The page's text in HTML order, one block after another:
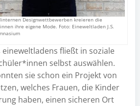
Designwettbewerben kreieren die
ihre eigene Mode. Foto: Eineweltladen J.S.
eineweltladens fließt in soziale
selbst auswählen.
sie schon ein Projekt von
welches Frauen, die Kinder
haben, einen sicheren Ort